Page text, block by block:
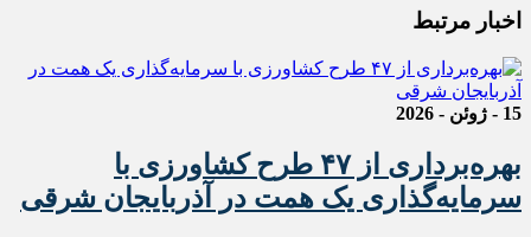
اخبار مرتبط
15 - ژوئن - 2026
بهره‌برداری از ۴۷ طرح کشاورزی با
سرمایه‌گذاری یک همت در آذربایجان شرقی